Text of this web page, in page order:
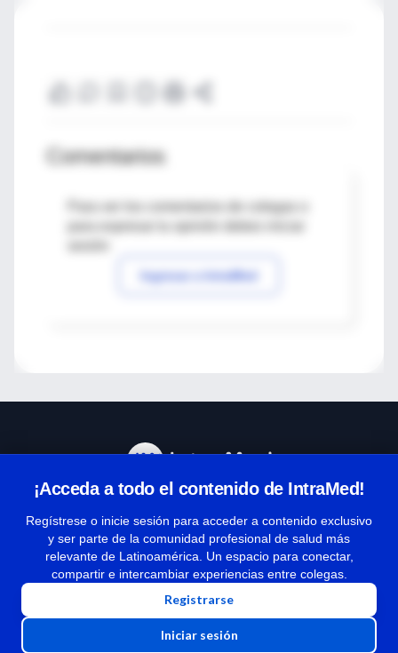
Comentarios
Para ver los comentarios de colegas o
Ingresar a IntraMed
¡Acceda a todo el contenido de IntraMed!
Regístrese o inicie sesión para acceder a contenido exclusivo
y ser parte de la comunidad profesional de salud más
relevante de Latinoamérica. Un espacio para conectar,
compartir e intercambiar experiencias entre colegas.
Registrarse
Iniciar sesión
Términos y condiciones
| Políticas de privacidad
| Todos los derechos reservados | Copyright 1997-2026